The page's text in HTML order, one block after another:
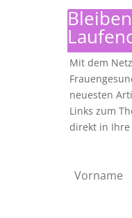
Mit dem
neuesten
Links zum
direkt in Ihre